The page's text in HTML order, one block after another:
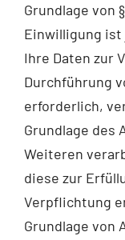
Grundlage von
Einwilligung
Ihre Daten zur
Durchführung
erforderlich,
Grundlage des
Weiteren
diese zur
Verpflichtung
Grundlage von